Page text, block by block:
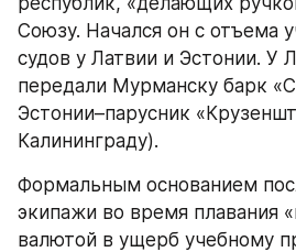
Союзу. Начался он с отъема
судов у Латвии и Эстонии. У
передали Мурманску барк
Эстонии–парусник
Калининграду).
Формальным основанием
экипажи во время плавания
валютой в ущерб учебному